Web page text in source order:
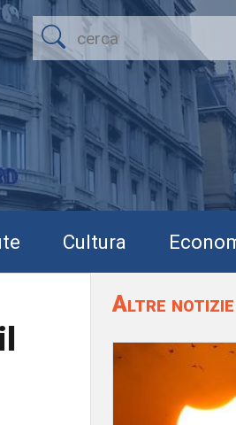
Cultura
Altre notizie